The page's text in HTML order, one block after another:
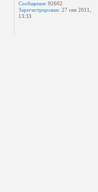
Сообщения: 92602
Зарегистрирован: 27 сен 2011,
13:33